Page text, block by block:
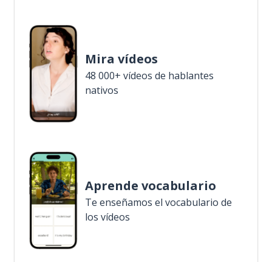
Mira vídeos
48 000+ vídeos de hablantes
nativos
Aprende vocabulario
Te enseñamos el vocabulario de
los vídeos